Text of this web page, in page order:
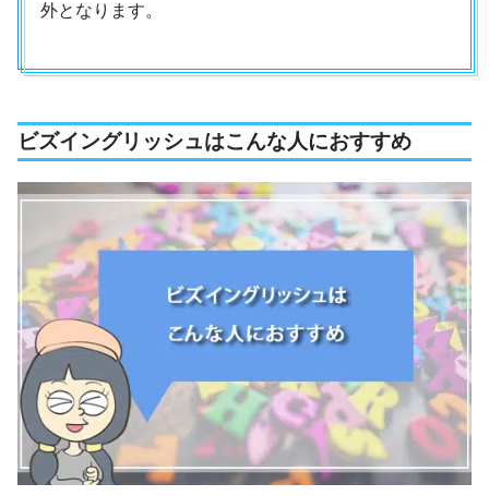
外となります。
ビズイングリッシュはこんな人におすすめ